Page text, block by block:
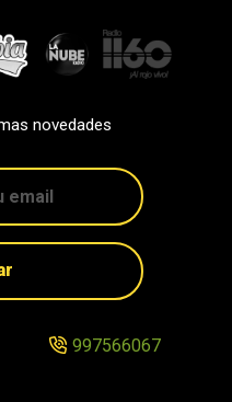
novedades
997566067